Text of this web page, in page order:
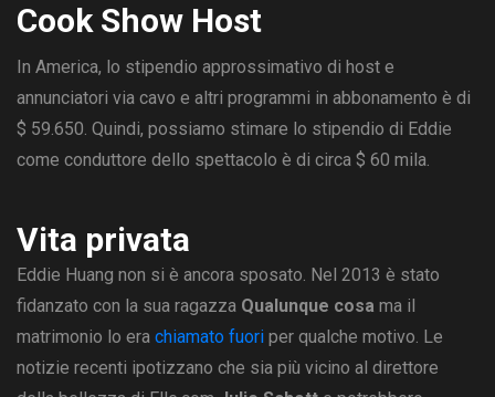
Cook Show Host
In America, lo stipendio approssimativo di host e
annunciatori via cavo e altri programmi in abbonamento è di
$ 59.650. Quindi, possiamo stimare lo stipendio di Eddie
come conduttore dello spettacolo è di circa $ 60 mila.
Vita privata
Eddie Huang non si è ancora sposato. Nel 2013 è stato
fidanzato con la sua ragazza Qualunque cosa ma il
matrimonio lo era chiamato fuori per qualche motivo. Le
notizie recenti ipotizzano che sia più vicino al direttore